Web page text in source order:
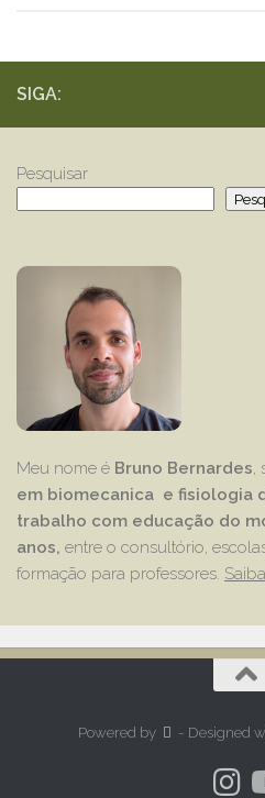
SIGA:
Pesquisar
Meu nome é Bruno Bernardes,
em biomecanica e fisiologia
trabalho com educação do
anos, entre o consultório,
formação para professores.
Powered by - Designed